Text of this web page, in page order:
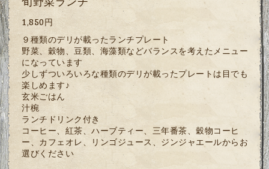
1,850円
９種類のデリが載ったランチプレート
野菜、穀物、豆類、海藻類などバランスを考えたメニュー
になっています
少しずついろいろな種類のデリが載ったプレートは目でも
楽しめます♪
玄米ごはん
汁椀
ランチドリンク付き
コーヒー、紅茶、ハーブティー、三年番茶、穀物コーヒ
ー、カフェオレ、リンゴジュース、ジンジャエールからお
選びください